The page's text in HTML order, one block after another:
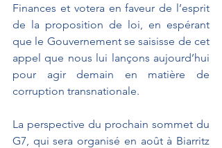
Finances et votera en faveur de l’esprit
de la proposition de loi, en espérant
que le Gouvernement se saisisse de cet
appel que nous lui lançons aujourd’hui
pour agir demain en matière de
corruption transnationale.
La perspective du prochain sommet du
G7, qui sera organisé en août à Biarritz